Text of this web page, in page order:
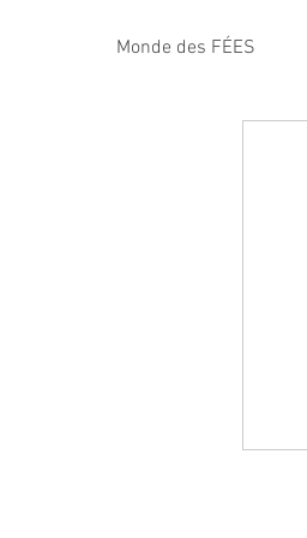
Monde des FÉES